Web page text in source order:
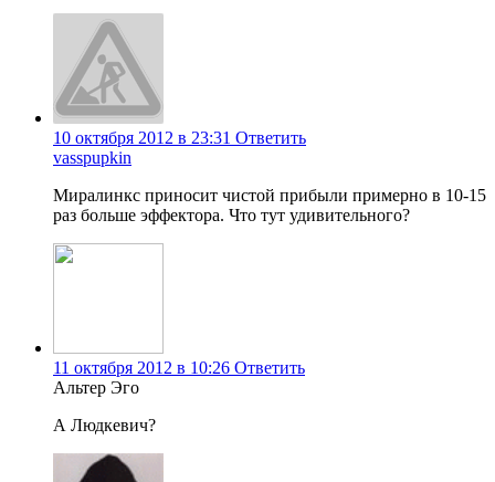
10 октября 2012 в 23:31 Ответить
vasspupkin
Миралинкс приносит чистой прибыли примерно в 10-15
раз больше эффектора. Что тут удивительного?
11 октября 2012 в 10:26 Ответить
Альтер Эго
А Людкевич?